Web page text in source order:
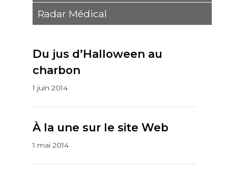
Radar Médical
Du jus d’Halloween au
charbon
1 juin 2014
À la une sur le site Web
1 mai 2014